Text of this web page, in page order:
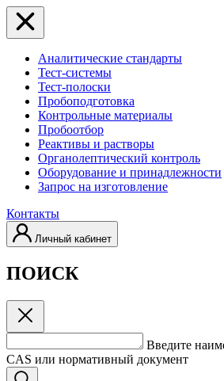
Аналитические стандарты
Тест-системы
Тест-полоски
Пробоподготовка
Контрольные материалы
Пробоотбор
Реактивы и растворы
Органолептический контроль
Оборудование и принадлежности
Запрос на изготовление
Контакты
Личный кабинет
ПОИСК
Введите
CAS или нормативный документ